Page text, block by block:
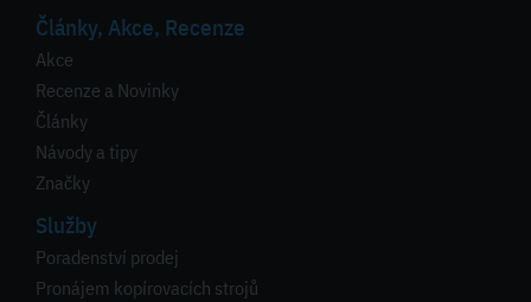
Články, Akce, Recenze
Akce
Recenze a Novinky
Články
Návody a tipy
Značky
Služby
Poradenství prodej
Pronájem kopírovacích strojů